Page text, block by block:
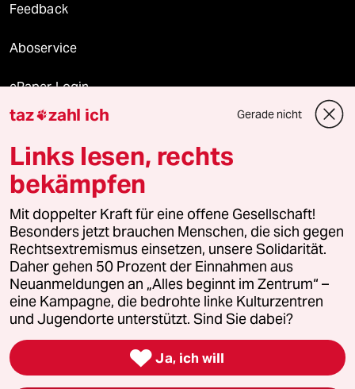
Feedback
Aboservice
ePaper Login
Downloads für Abonnierende
© 2026 taz Verlags und Vertriebs GmbH
Alle Rechte vorbehalten. Bei rechtlichen Fragen oder für Genehmigungen
wenden Sie sich bitte an
lizenzen@taz.de
Feedback Redaktionsstatut Kommune-Richtlinien
Leitlinie Informant Datenschutz Impressum AGB
Seitenwende Einwilligungen widerrufen (Ads)
taz zahl ich Gerade nicht
Links lesen, rechts
bekämpfen
Mit doppelter Kraft für eine offene Gesellschaft!
Besonders jetzt brauchen Menschen, die sich gegen
Rechtsextremismus einsetzen, unsere Solidarität.
Daher gehen 50 Prozent der Einnahmen aus
Neuanmeldungen an „Alles beginnt im Zentrum“ –
eine Kampagne, die bedrohte linke Kulturzentren
und Jugendorte unterstützt. Sind Sie dabei?
 Ja, ich will